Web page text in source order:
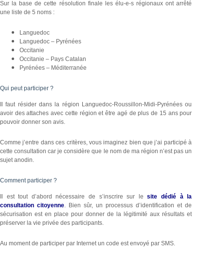
Sur la base de cette résolution finale les élu-e-s régionaux ont arrêté
une liste de 5 noms :
Languedoc
Languedoc – Pyrénées
Occitanie
Occitanie – Pays Catalan
Pyrénées – Méditerranée
Qui peut participer ?
Il faut résider dans la région Languedoc-Roussillon-Midi-Pyrénées ou
avoir des attaches avec cette région et être agé de plus de 15 ans pour
pouvoir donner son avis.
Comme j’entre dans ces critères, vous imaginez bien que j’ai participé à
cette consultation car je considère que le nom de ma région n’est pas un
sujet anodin.
Comment participer ?
Il est tout d’abord nécessaire de s’inscrire sur lesite dédié à la
consultation citoyenne. Bien sûr, un processus d’identification et de
sécurisation est en place pour donner de la légitimité aux résultats et
préserver la vie privée des participants.
Au moment de participer par Internet un code est envoyé par SMS.